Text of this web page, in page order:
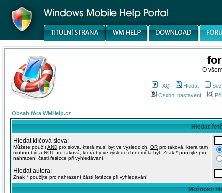
O
FAQ Hledat
Osobní nastavení
Obsah fóra WMHelp.cz
Hledat
Hledat klíčová slova:
Můžete použítAND pro slova, která musí být ve výsledcích, OR pro taková, která tam
mohou být a NOT pro taková, která by ve výsledcích neměla být. Znak * použijte pro
nahrazení části řetězce při vyhledávání.
Hledat autora:
Znak * použijte pro nahrazení části řetězce při vyhledávání
Možnosti